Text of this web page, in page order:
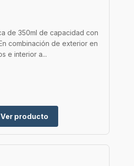
de 350ml de capacidad con
combinación de exterior en
e interior a...
Ver producto